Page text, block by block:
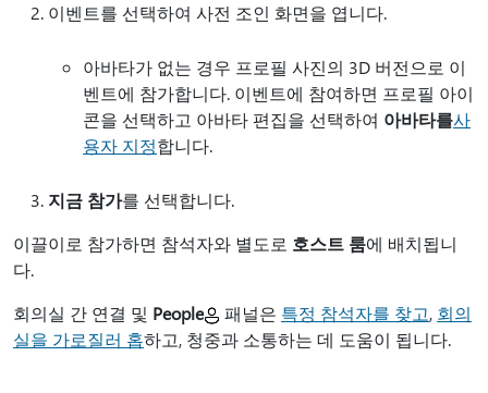
이벤트를 선택하여 사전 조인 화면을 엽니다.
아바타가 없는 경우 프로필 사진의 3D 버전으로 이
벤트에 참가합니다. 이벤트에 참여하면 프로필 아이
콘을 선택하고 아바타 편집을 선택하여 아바타를사
용자 지정합니다.
지금 참가를 선택합니다.
이끌이로 참가하면 참석자와 별도로 호스트 룸에 배치됩니
다.
회의실 간 연결 및 People 패널은 특정 참석자를 찾고, 회의
실을 가로질러 홉하고, 청중과 소통하는 데 도움이 됩니다.